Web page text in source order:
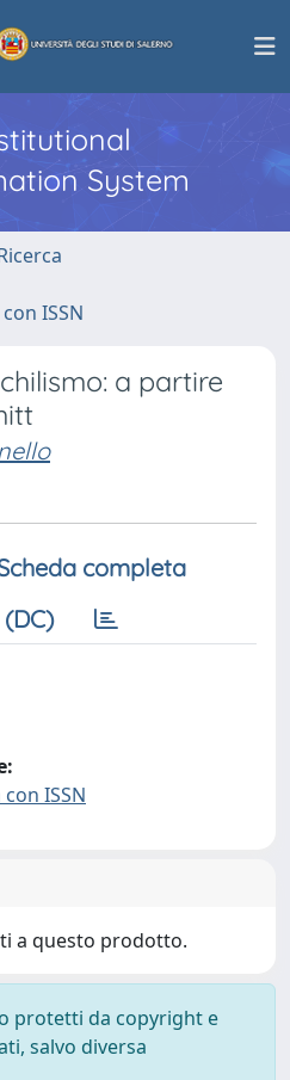
System
ISSN
a partire
completa
ISSN
a questo prodotto.
protetti da copyright e
salvo diversa